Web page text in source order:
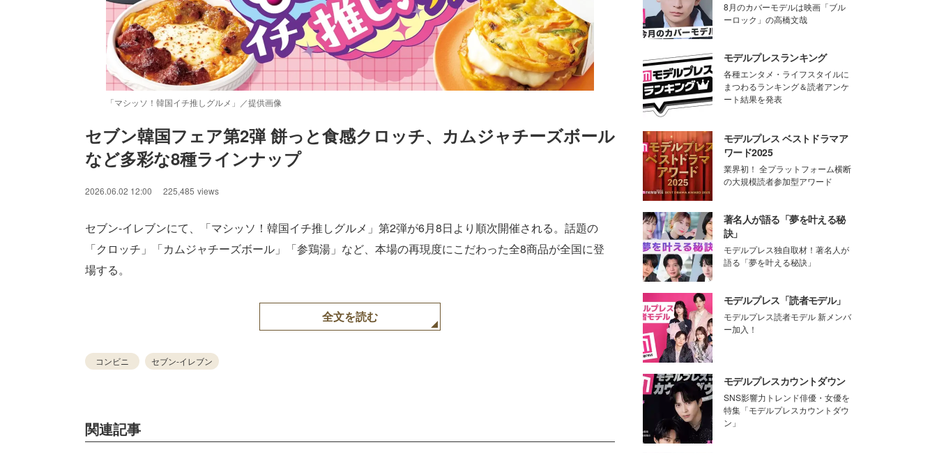
「マシッソ！韓国イチ推しグルメ」／提供画像
Unmute
セブン韓国フェア第2弾 餅っと食感クロッチ、カムジャチーズボール
など多彩な8種ラインナップ
2026.06.02 12:00 225,485 views
セブン-イレブンにて、「マシッソ！韓国イチ推しグルメ」第2弾が6月8日より順次開催される。話題の
「クロッチ」「カムジャチーズボール」「参鶏湯」など、本場の再現度にこだわった全8商品が全国に登
場する。
全文を読む
コンビニ セブン-イレブン
関連記事
8月のカバーモデルは映画「ブル
ーロック」の高橋文哉
モデルプレスランキング
各種エンタメ・ライフスタイルに
まつわるランキング＆読者アンケ
ート結果を発表
モデルプレス ベストドラマア
ワード2025
業界初！ 全プラットフォーム横断
の大規模読者参加型アワード
著名人が語る「夢を叶える秘
訣」
モデルプレス独自取材！著名人が
語る「夢を叶える秘訣」
モデルプレス「読者モデル」
モデルプレス読者モデル 新メンバ
ー加入！
モデルプレスカウントダウン
SNS影響力トレンド俳優・女優を
特集「モデルプレスカウントダウ
ン」